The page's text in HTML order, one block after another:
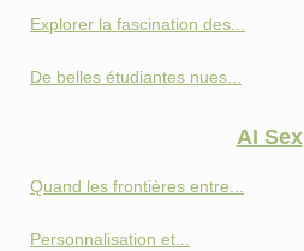
Explorer la fascination des...
De belles étudiantes nues...
AI Sex
Quand les frontières entre...
Personnalisation et...